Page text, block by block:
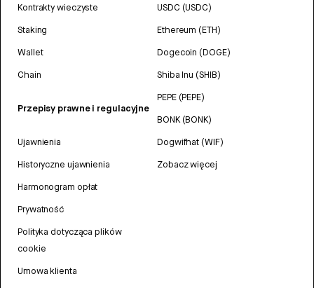
Kontrakty wieczyste
Staking
Wallet
Chain
Przepisy prawne i regulacyjne
Ujawnienia
Historyczne ujawnienia
Harmonogram opłat
Prywatność
Polityka dotycząca plików
cookie
Umowa klienta
USDC (USDC)
Ethereum (ETH)
Dogecoin (DOGE)
Shiba Inu (SHIB)
PEPE (PEPE)
BONK (BONK)
Dogwifhat (WIF)
Zobacz więcej